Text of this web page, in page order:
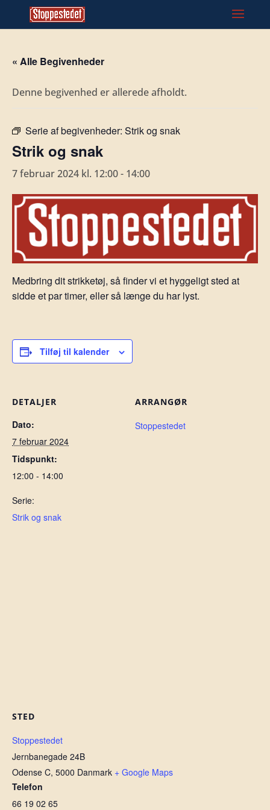
« Alle Begivenheder
Denne begivenhed er allerede afholdt.
Serie af begivenheder: Strik og snak
Strik og snak
7 februar 2024 kl. 12:00- 14:00
Medbring dit strikketøj, så finder vi et hyggeligt sted at
sidde et par timer, eller så længe du har lyst.
Tilføj til kalender
DETALJER
Dato:
7 februar 2024
Tidspunkt:
12:00 - 14:00
Serie:
Strik og snak
ARRANGØR
Stoppestedet
STED
Stoppestedet
Jernbanegade 24B
Odense C, 5000 Danmark + Google Maps
Telefon
66 19 02 65